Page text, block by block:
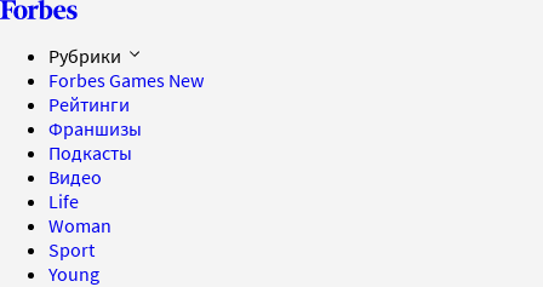
Рубрики
Forbes Games New
Рейтинги
Франшизы
Подкасты
Видео
Life
Woman
Sport
Young